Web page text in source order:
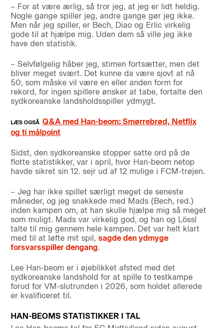
– For at være ærlig, så tror jeg, at jeg er lidt heldig.
Nogle gange spiller jeg, andre gange gør jeg ikke.
Men når jeg spiller, er Bech, Diao og Erlic virkelig
gode til at hjælpe mig. Uden dem så ville jeg ikke
have den statistik.
– Selvfølgelig håber jeg, stimen fortsætter, men det
bliver meget svært. Det kunne da være sjovt at nå
50, som måske vil være en eller anden form for
rekord, for ingen spillere ønsker at tabe, fortalte den
sydkoreanske landsholdsspiller ydmygt.
Q&A med Han-beom: Smørrebrød, Netflix
og ti målpoint
Sidst, den sydkoreanske stopper satte ord på de
flotte statistikker, var i april, hvor Han-beom netop
havde sikret sin 12. sejr ud af 12 mulige i FCM-trøjen.
– Jeg har ikke spillet særligt meget de seneste
måneder, og jeg snakkede med Mads (Bech, red.)
inden kampen om, at han skulle hjælpe mig så meget
som muligt. Mads var virkelig god, og han og Lössl
talte til mig gennem hele kampen. Det var helt klart
med til at løfte mit spil, sagde den ydmyge
forsvarsspiller dengang.
Lee Han-beom er i øjeblikket afsted med det
sydkoreanske landshold for at spille to testkampe
forud for VM-slutrunden i 2026, som holdet allerede
er kvalificeret til.
HAN-BEOMS STATISTIKKER I TAL